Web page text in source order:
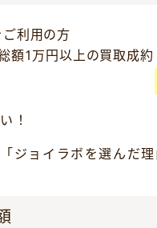
利用の方
額1万円以上の買取成約
！
ジョイラボを選んだ